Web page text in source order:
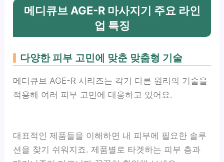
메디큐브 AGE-R 마사지기 주요 라인
업 특징
다양한 피부 고민에 맞춘 맞춤형 기술
메디큐브 AGE-R 시리즈는 각기 다른 원리의 기술을
적용해 여러 피부 고민에 대응하고 있어요.
대표적인 제품들을 이해하면 내 피부에 필요한 솔루
션을 찾기 쉬워지죠. 제품별로 타겟하는 피부 층과